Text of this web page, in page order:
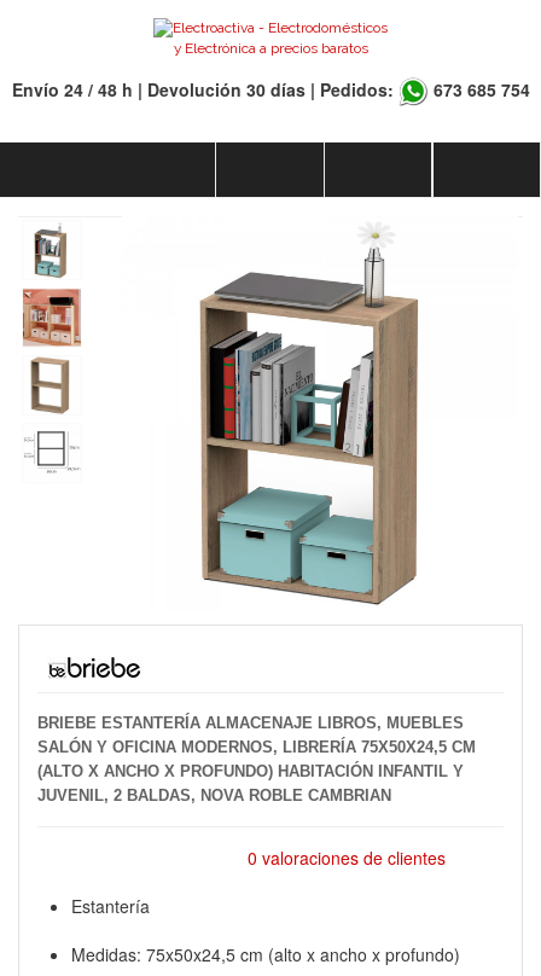
Envío 24 / 48 h | Devolución 30 días | Pedidos: 673 685 754
BRIEBE ESTANTERÍA ALMACENAJE LIBROS, MUEBLES
SALÓN Y OFICINA MODERNOS, LIBRERÍA 75X50X24,5 CM
(ALTO X ANCHO X PROFUNDO) HABITACIÓN INFANTIL Y
JUVENIL, 2 BALDAS, NOVA ROBLE CAMBRIAN
0 valoraciones de clientes
Estantería
Medidas: 75x50x24,5 cm (alto x ancho x profundo)